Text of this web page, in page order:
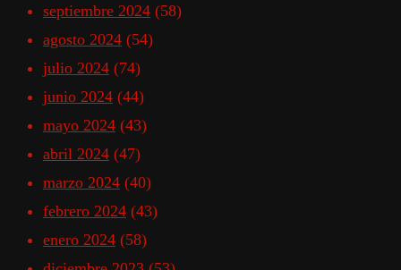
septiembre 2024 (58)
agosto 2024 (54)
julio 2024 (74)
junio 2024 (44)
mayo 2024 (43)
abril 2024 (47)
marzo 2024 (40)
febrero 2024 (43)
enero 2024 (58)